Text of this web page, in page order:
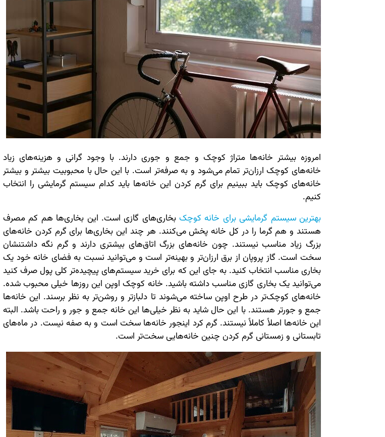
امروزه بیشتر خانه‌ها متراژ کوچک و جمع و جوری دارند. با وجود گرانی و هزینه‌های زیاد
خانه‌های کوچک ارزان‌تر تمام می‌شود و به صرفه‌تر است. با این حال با محبوبیت بیشتر و بیشتر
خانه‌های کوچک باید ببینیم برای گرم کردن این خانه‌ها باید کدام سیستم گرمایشی را انتخاب
کنیم.
بهترین سیستم گرمایشی برای خانه کوچکبخاری‌های گازی است. این بخاری‌ها هم کم مصرف
هستند و هم گرما را در کل خانه پخش می‌کنند. هر چند این بخاری‌ها برای گرم کردن خانه‌های
بزرگ زیاد مناسب نیستند. چون خانه‌های بزرگ اتاق‌های بیشتری دارند و گرم نگه داشتنشان
سخت است. گاز پروپان از برق ارزان‌تر و بهینه‌تر است و می‌توانید نسبت به فضای خانه خود یک
بخاری مناسب انتخاب کنید. به جای این که برای خرید سیستم‌های پیچیده‌تر کلی پول صرف کنید
می‌توانید یک بخاری گازی مناسب داشته باشید. خانه کوچک اوپن این روزها خیلی محبوب شده.
خانه‌های کوچک‌تر در طرح اوپن ساخته می‌شوند تا دلبازتر و روشن‌تر به نظر برسند. این خانه‌ها
جمع و جورتر هستند. با این حال شاید به نظر خیلی‌ها این خانه جمع و جور و راحت باشد. البته
این خانه‌ها اصلاً کاملاً نیستند. گرم کرد اینجور خانه‌ها سخت است و به صفه نیست. در ماه‌های
تابستانی و زمستانی گرم کردن چنین خانه‌هایی سخت‌تر است.